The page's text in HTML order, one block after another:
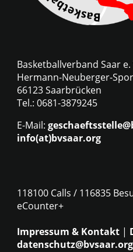
Basketballverband Saar e.
Hermann-Neuberger-
66123 Saarbrücken
Tel.: 0681-3879245
E-Mail:
info(at)bvsaar.org
118100 Calls / 116835
eCounter+
Impressum & Kontakt |
datenschutz@bvsaar.org